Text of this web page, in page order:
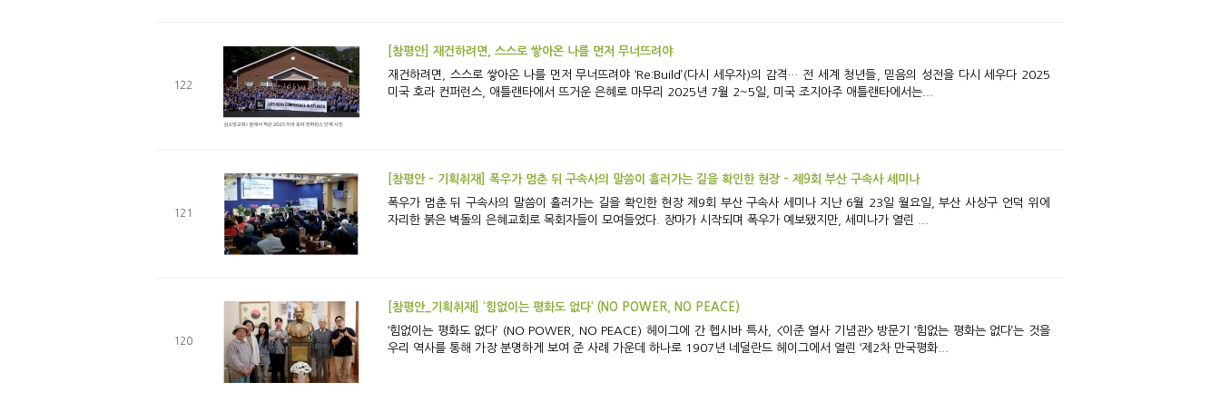
122
[참평안] 재건하려면, 스스로 쌓아온 나를 먼저 무너뜨려야
재건하려면, 스스로 쌓아온 나를 먼저 무너뜨려야 ‘Re:Build’(다시 세우자)의 감격… 전 세계 청년들, 믿음의 성전을 다시 세우다 2025
미국 호라 컨퍼런스, 애틀랜타에서 뜨거운 은혜로 마무리 2025년 7월 2~5일, 미국 조지아주 애틀랜타에서는...
121
[참평안 - 기획취재] 폭우가 멈춘 뒤 구속사의 말씀이 흘러가는 길을 확인한 현장 - 제9회 부산 구속사 세미나
폭우가 멈춘 뒤 구속사의 말씀이 흘러가는 길을 확인한 현장 제9회 부산 구속사 세미나 지난 6월 23일 월요일, 부산 사상구 언덕 위에
자리한 붉은 벽돌의 은혜교회로 목회자들이 모여들었다. 장마가 시작되며 폭우가 예보됐지만, 세미나가 열린 ...
120
[참평안_기획취재] ‘힘없이는 평화도 없다’ (NO POWER, NO PEACE)
‘힘없이는 평화도 없다’ (NO POWER, NO PEACE) 헤이그에 간 헵시바 특사, <이준 열사 기념관> 방문기 ‘힘없는 평화는 없다’는 것을
우리 역사를 통해 가장 분명하게 보여 준 사례 가운데 하나로 1907년 네덜란드 헤이그에서 열린 ‘제2차 만국평화...